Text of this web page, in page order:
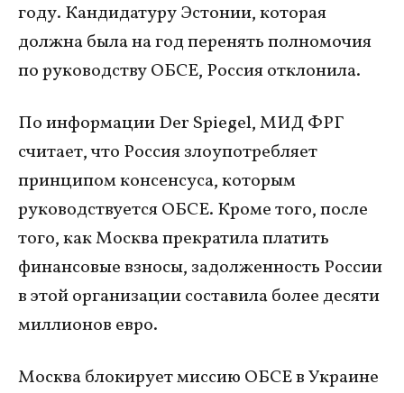
году. Кандидатуру Эстонии, которая
должна была на год перенять полномочия
по руководству ОБСЕ, Россия отклонила.
По информации Der Spiegel, МИД ФРГ
считает, что Россия злоупотребляет
принципом консенсуса, которым
руководствуется ОБСЕ. Кроме того, после
того, как Москва прекратила платить
финансовые взносы, задолженность России
в этой организации составила более десяти
миллионов евро.
Москва блокирует миссию ОБСЕ в Украине